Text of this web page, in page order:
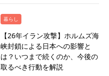
暮らし
【26年イラン攻撃】ホルムズ海
峡封鎖による日本への影響と
は？いつまで続くのか、今後の
取るべき行動を解説